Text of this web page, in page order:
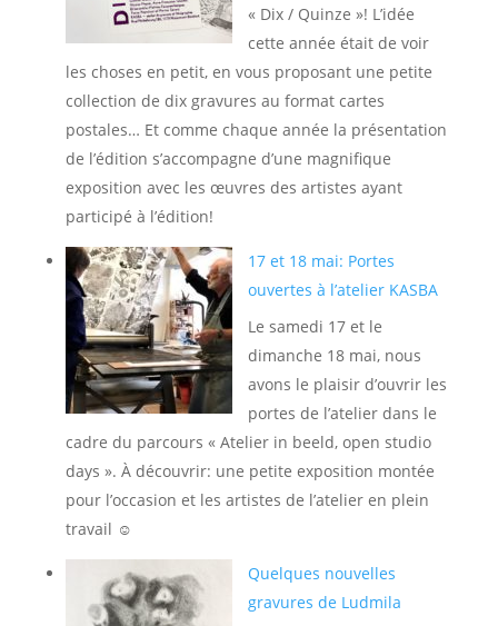
« Dix / Quinze »! L’idée
cette année était de voir
les choses en petit, en vous proposant une petite
collection de dix gravures au format cartes
postales… Et comme chaque année la présentation
de l’édition s’accompagne d’une magnifique
exposition avec les œuvres des artistes ayant
participé à l’édition!
17 et 18 mai: Portes
ouvertes à l’atelier KASBA
Le samedi 17 et le
dimanche 18 mai, nous
avons le plaisir d’ouvrir les
portes de l’atelier dans le
cadre du parcours « Atelier in beeld, open studio
days ». À découvrir: une petite exposition montée
pour l’occasion et les artistes de l’atelier en plein
travail ☺️
Quelques nouvelles
gravures de Ludmila